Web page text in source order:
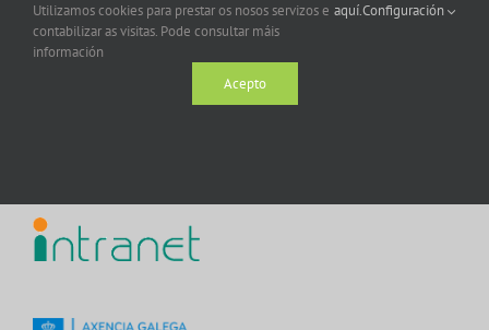
Utilizamos cookies para prestar os nosos servizos e
contabilizar as visitas. Pode consultar máis
información
aquí.Configuración
Acepto